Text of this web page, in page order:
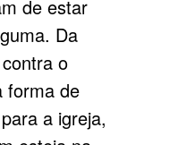
de estar
Da
o
forma de
a igreja,